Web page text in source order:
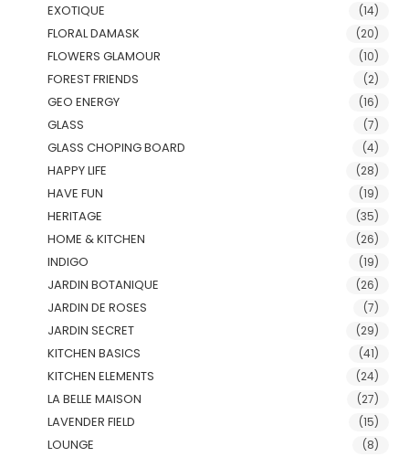
EXOTIQUE (14)
FLORAL DAMASK (20)
FLOWERS GLAMOUR (10)
FOREST FRIENDS (2)
GEO ENERGY (16)
GLASS (7)
GLASS CHOPING BOARD (4)
HAPPY LIFE (28)
HAVE FUN (19)
HERITAGE (35)
HOME & KITCHEN (26)
INDIGO (19)
JARDIN BOTANIQUE (26)
JARDIN DE ROSES (7)
JARDIN SECRET (29)
KITCHEN BASICS (41)
KITCHEN ELEMENTS (24)
LA BELLE MAISON (27)
LAVENDER FIELD (15)
LOUNGE (8)